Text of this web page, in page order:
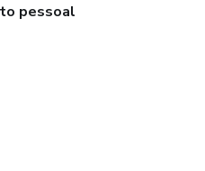
pessoal